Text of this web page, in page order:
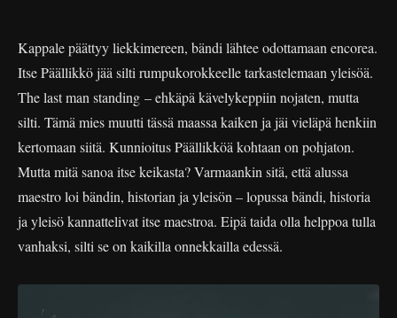
Kappale päättyy liekkimereen, bändi lähtee odottamaan encorea.
Itse Päällikkö jää silti rumpukorokkeelle tarkastelemaan yleisöä.
The last man standing – ehkäpä kävelykeppiin nojaten, mutta
silti. Tämä mies muutti tässä maassa kaiken ja jäi vieläpä henkiin
kertomaan siitä. Kunnioitus Päällikköä kohtaan on pohjaton.
Mutta mitä sanoa itse keikasta? Varmaankin sitä, että alussa
maestro loi bändin, historian ja yleisön – lopussa bändi, historia
ja yleisö kannattelivat itse maestroa. Eipä taida olla helppoa tulla
vanhaksi, silti se on kaikilla onnekkailla edessä.